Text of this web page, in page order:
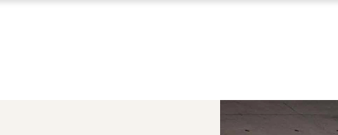
Ventanas y puertasElectricidad e iluminación